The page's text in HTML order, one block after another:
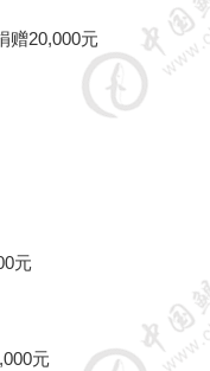
捐赠20,000元
元
元